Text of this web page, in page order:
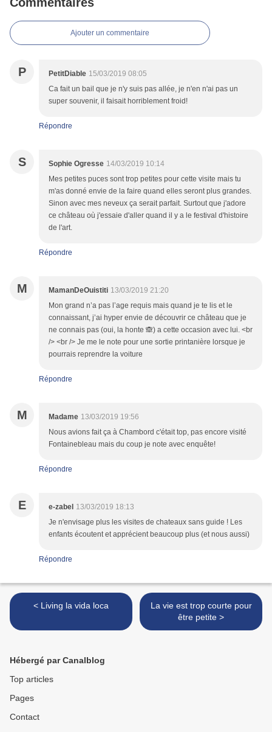
Ajouter un commentaire
P PetitDiable 15/03/2019 08:05
Ca fait un bail que je n'y suis pas allée, je n'en n'ai pas un
super souvenir, il faisait horriblement froid!
Répondre
S Sophie Ogresse 14/03/2019 10:14
Mes petites puces sont trop petites pour cette visite mais tu
m'as donné envie de la faire quand elles seront plus grandes.
Sinon avec mes neveux ça serait parfait. Surtout que j'adore
ce château où j'essaie d'aller quand il y a le festival d'histoire
de l'art.
Répondre
M MamanDeOuistiti 13/03/2019 21:20
Mon grand n’a pas l’age requis mais quand je te lis et le
connaissant, j’ai hyper envie de découvrir ce château que je
ne connais pas (oui, la honte 🙈) a cette occasion avec lui. <br
/> <br /> Je me le note pour une sortie printanière lorsque je
pourrais reprendre la voiture
Répondre
M Madame 13/03/2019 19:56
Nous avions fait ça à Chambord c'était top, pas encore visité
Fontainebleau mais du coup je note avec enquête!
Répondre
E e-zabel 13/03/2019 18:13
Je n'envisage plus les visites de chateaux sans guide ! Les
enfants écoutent et apprécient beaucoup plus (et nous aussi)
Répondre
< Living la vida loca
La vie est trop courte pour
être petite >
Hébergé par Canalblog
Top articles
Pages
Contact